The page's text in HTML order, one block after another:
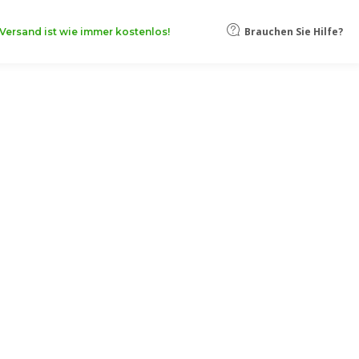
ist wie immer kostenlos! Brauchen Sie Hilfe?